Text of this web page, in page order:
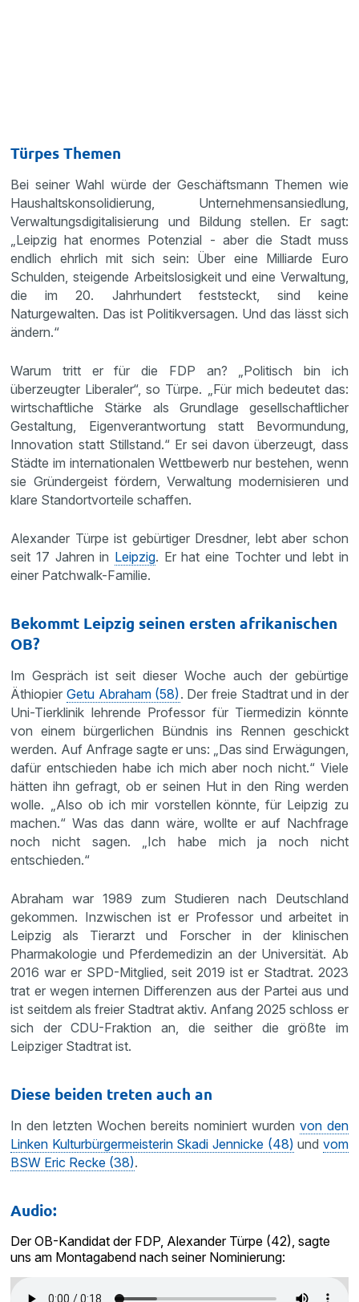
Türpes Themen
Bei seiner Wahl würde der Geschäftsmann Themen wie
Haushaltskonsolidierung, Unternehmensansiedlung,
Verwaltungsdigitalisierung und Bildung stellen. Er sagt:
„Leipzig hat enormes Potenzial - aber die Stadt muss
endlich ehrlich mit sich sein: Über eine Milliarde Euro
Schulden, steigende Arbeitslosigkeit und eine Verwaltung,
die im 20. Jahrhundert feststeckt, sind keine
Naturgewalten. Das ist Politikversagen. Und das lässt sich
ändern.“
Warum tritt er für die FDP an? „Politisch bin ich
überzeugter Liberaler“, so Türpe. „Für mich bedeutet das:
wirtschaftliche Stärke als Grundlage gesellschaftlicher
Gestaltung, Eigenverantwortung statt Bevormundung,
Innovation statt Stillstand.“ Er sei davon überzeugt, dass
Städte im internationalen Wettbewerb nur bestehen, wenn
sie Gründergeist fördern, Verwaltung modernisieren und
klare Standortvorteile schaffen.
Alexander Türpe ist gebürtiger Dresdner, lebt aber schon
seit 17 Jahren in Leipzig. Er hat eine Tochter und lebt in
einer Patchwalk-Familie.
Bekommt Leipzig seinen ersten afrikanischen
OB?
Im Gespräch ist seit dieser Woche auch der gebürtige
ÄthiopierGetu Abraham (58). Der freie Stadtrat und in der
Uni-Tierklinik lehrende Professor für Tiermedizin könnte
von einem bürgerlichen Bündnis ins Rennen geschickt
werden. Auf Anfrage sagte er uns: „Das sind Erwägungen,
dafür entschieden habe ich mich aber noch nicht.“ Viele
hätten ihn gefragt, ob er seinen Hut in den Ring werden
wolle. „Also ob ich mir vorstellen könnte, für Leipzig zu
machen.“ Was das dann wäre, wollte er auf Nachfrage
noch nicht sagen. „Ich habe mich ja noch nicht
entschieden.“
Abraham war 1989 zum Studieren nach Deutschland
gekommen. Inzwischen ist er Professor und arbeitet in
Leipzig als Tierarzt und Forscher in der klinischen
Pharmakologie und Pferdemedizin an der Universität. Ab
2016 war er SPD-Mitglied, seit 2019 ist er Stadtrat. 2023
trat er wegen internen Differenzen aus der Partei aus und
ist seitdem als freier Stadtrat aktiv. Anfang 2025 schloss er
sich der CDU-Fraktion an, die seither die größte im
Leipziger Stadtrat ist.
Diese beiden treten auch an
In den letzten Wochen bereits nominiert wurden von den
Linken Kulturbürgermeisterin Skadi Jennicke (48) und vom
BSW Eric Recke (38).
Audio:
Der OB-Kandidat der FDP, Alexander Türpe (42), sagte
uns am Montagabend nach seiner Nominierung: